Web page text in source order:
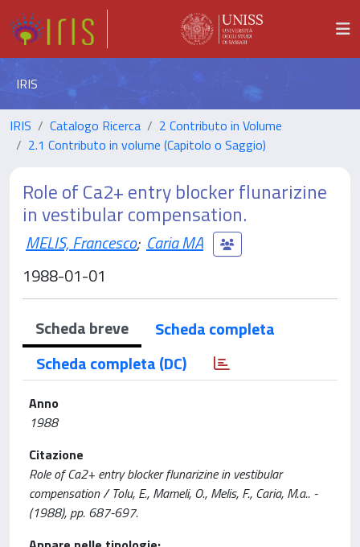
IRIS
IRIS Catalogo Ricerca
2 Contributo in Volume
2.1 Contributo in volume (Capitolo o Saggio)
Role of Ca2+ entry blocker flunarizine
in vestibular compensation.
MELIS, Francesco; Caria MA
1988-01-01
Scheda breve
Scheda completa
Scheda completa (DC)
Anno
1988
Citazione
Role of Ca2+ entry blocker flunarizine in vestibular
compensation / Tolu, E., Mameli, O., Melis, F., Caria, M.a.. -
(1988), pp. 687-697.